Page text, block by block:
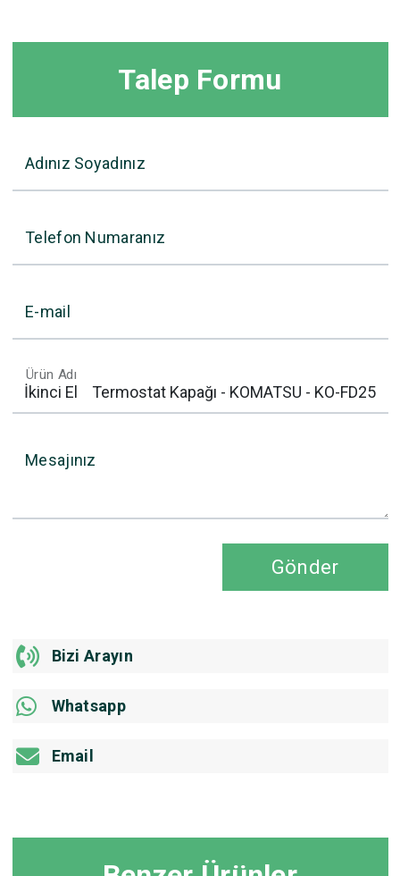
Talep Formu
Adınız Soyadınız
Telefon Numaranız
E-mail
Ürün Adı
Mesajınız
Gönder
Bizi Arayın
Whatsapp
Email